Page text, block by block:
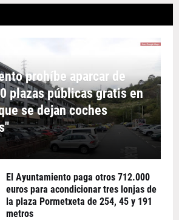
prohíbe aparcar de
plazas públicas gratis en
se dejan coches
El Ayuntamiento paga otros 712.000
euros para acondicionar tres lonjas de
la plaza Pormetxeta de 254, 45 y 191
metros